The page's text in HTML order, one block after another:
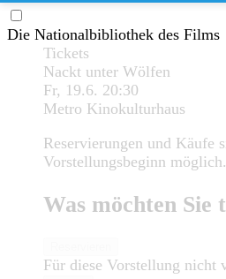
Die Nationalbibliothek des Films
Tickets
Nackt unter Wölfen
Fr, 19.6. 20:30
Metro Kinokulturhaus
Reservierungen und Käufe
Vorstellungsbeginn möglich.
Was möchten Sie
Für diese Vorstellung nicht